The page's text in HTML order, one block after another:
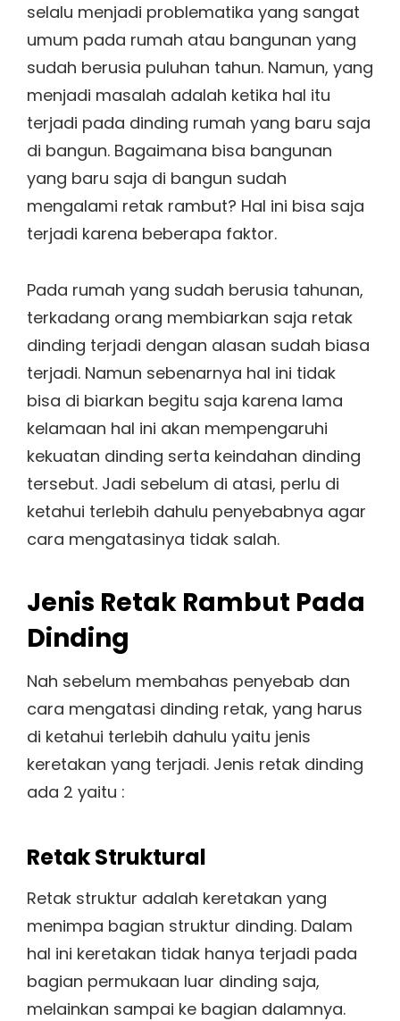
selalu menjadi problematika yang sangat
umum pada rumah atau bangunan yang
sudah berusia puluhan tahun. Namun, yang
menjadi masalah adalah ketika hal itu
terjadi pada dinding rumah yang baru saja
di bangun. Bagaimana bisa bangunan
yang baru saja di bangun sudah
mengalami retak rambut? Hal ini bisa saja
terjadi karena beberapa faktor.
Pada rumah yang sudah berusia tahunan,
terkadang orang membiarkan saja retak
dinding terjadi dengan alasan sudah biasa
terjadi. Namun sebenarnya hal ini tidak
bisa di biarkan begitu saja karena lama
kelamaan hal ini akan mempengaruhi
kekuatan dinding serta keindahan dinding
tersebut. Jadi sebelum di atasi, perlu di
ketahui terlebih dahulu penyebabnya agar
cara mengatasinya tidak salah.
Jenis Retak Rambut Pada
Dinding
Nah sebelum membahas penyebab dan
cara mengatasi dinding retak, yang harus
di ketahui terlebih dahulu yaitu jenis
keretakan yang terjadi. Jenis retak dinding
ada 2 yaitu :
Retak Struktural
Retak struktur adalah keretakan yang
menimpa bagian struktur dinding. Dalam
hal ini keretakan tidak hanya terjadi pada
bagian permukaan luar dinding saja,
melainkan sampai ke bagian dalamnya.